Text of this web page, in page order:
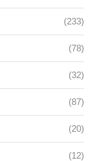
(233)
(78)
(32)
(87)
(20)
(12)